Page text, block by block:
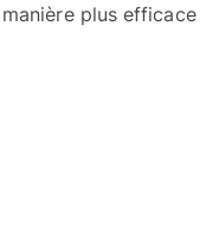
plus efficace